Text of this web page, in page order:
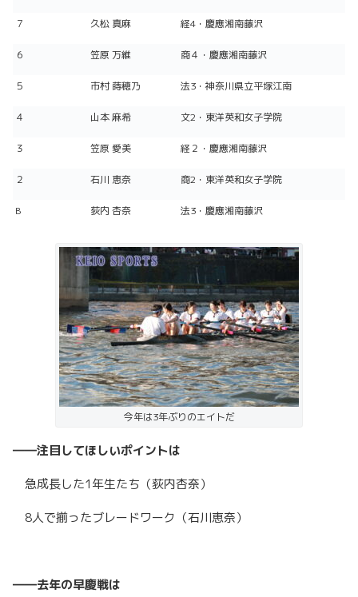
７ 久松 真麻 経4・慶應湘南藤沢
６ 笠原 万維 商４・慶應湘南藤沢
５ 市村 蒔穂乃 法3・神奈川県立平塚江南
４ 山本 麻希 文2・東洋英和女子学院
３ 笠原 愛美 経２・慶應湘南藤沢
２ 石川 恵奈 商2・東洋英和女子学院
B 荻内 杏奈 法3・慶應湘南藤沢
今年は3年ぶりのエイトだ
――注目してほしいポイントは
急成長した1年生たち（荻内杏奈）
8人で揃ったブレードワーク（石川恵奈）
――去年の早慶戦は